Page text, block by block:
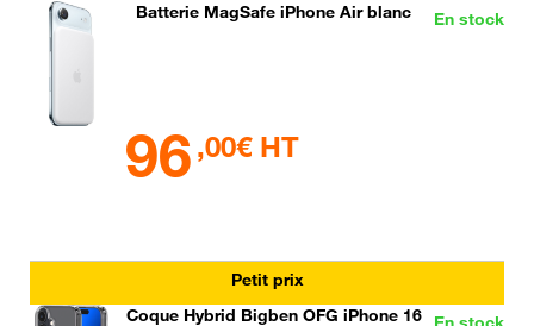
En stock
Batterie MagSafe iPhone Air blanc
96 ,00€ HT
Petit prix
Coque Hybrid Bigben OFG iPhone 16